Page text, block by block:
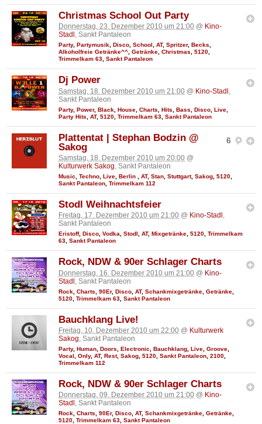
Christmas School Out Party
Donnerstag, 23. Dezember 2010 um 21:00 @ Kino-
Stadl , Sankt Pantaleon
Party, Partymusik, Disco, School, AT, Spritzer, Becks,
Alkoholfreie Getränke^^, Getränke, Christmas, 5120,
Trimmelkam 63, Sankt Pantaleon
Dj Power
Samstag, 18. Dezember 2010 um 21:00 @ Kino-Stadl
Sankt Pantaleon
Party, Power, Black House Charts Hits Bass Disco Live
Party Hits
AT, 5120 Trimmelkam 63 Sankt Pantaleon
6
Plattentat | Stephan Bodzin @
Sakog
Samstag, 18. Dezember 2010 um 20:00 @
Kulturwerk Sakog, Sankt Pantaleon
Music Techno Live Berlin AT, Stan Stuttgart, Sakog 5120
Sankt Pantaleon Trimmelkam 112
Stodl Weihnachtsfeier
Freitag, 17. Dezember 2010 um 21:00 @ Kino-Stadl ,
Sankt Pantaleon
Eristoff, Disco, Vodka, Stodl , AT, Mixgetränke, 5120, Trimmelkam
63, Sankt Pantaleon
Rock, NDW & 90er Schlager Charts
Donnerstag, 16. Dezember 2010 um 21:00 @ Kino-
Stadl , Sankt Pantaleon
Rock Charts 90Er, Disco AT, Schankmixgetränke Getränke
5120 Trimmelkam 63 Sankt Pantaleon
Bauchklang Live!
Freitag, 10. Dezember 2010 um 22:00 @ Kulturwerk
Sakog, Sankt Pantaleon
Party, Human Doors Electronic Bauchklang Live Groove
Vocal
Only, AT, Rest, Sakog 5120 Sankt Pantaleon 2100
Trimmelkam 112
Rock, NDW & 90er Schlager Charts
Donnerstag, 09. Dezember 2010 um 21:00 @ Kino-
Stadl , Sankt Pantaleon
Rock, Charts, 90Er, Disco, AT, Schankmixgetränke, Getränke,
5120, Trimmelkam 63, Sankt Pantaleon